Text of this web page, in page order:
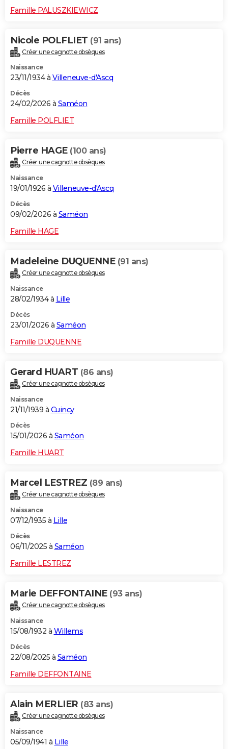
Famille PALUSZKIEWICZ
Nicole POLFLIET (91 ans)
Créer une cagnotte obsèques
Naissance
23/11/1934 à Villeneuve-d'Ascq
Décès
24/02/2026 à Saméon
Famille POLFLIET
Pierre HAGE (100 ans)
Créer une cagnotte obsèques
Naissance
19/01/1926 à Villeneuve-d'Ascq
Décès
09/02/2026 à Saméon
Famille HAGE
Madeleine DUQUENNE (91 ans)
Créer une cagnotte obsèques
Naissance
28/02/1934 à Lille
Décès
23/01/2026 à Saméon
Famille DUQUENNE
Gerard HUART (86 ans)
Créer une cagnotte obsèques
Naissance
21/11/1939 à Cuincy
Décès
15/01/2026 à Saméon
Famille HUART
Marcel LESTREZ (89 ans)
Créer une cagnotte obsèques
Naissance
07/12/1935 à Lille
Décès
06/11/2025 à Saméon
Famille LESTREZ
Marie DEFFONTAINE (93 ans)
Créer une cagnotte obsèques
Naissance
15/08/1932 à Willems
Décès
22/08/2025 à Saméon
Famille DEFFONTAINE
Alain MERLIER (83 ans)
Créer une cagnotte obsèques
Naissance
05/09/1941 à Lille